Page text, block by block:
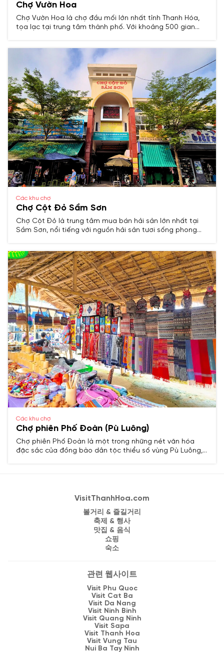
Chợ Vườn Hoa
Chợ Vườn Hoa là chợ đầu mối lớn nhất tỉnh Thanh Hóa,
tọa lạc tại trung tâm thành phố. Với khoảng 500 gian
nhu cầu thiết yếu và sở thích của người tiêu dùng. ​
Các khu chợ
Chợ Cột Đỏ Sầm Sơn
Chợ Cột Đỏ là trung tâm mua bán hải sản lớn nhất tại
Sầm Sơn, nổi tiếng với nguồn hải sản tươi sống phong
Các khu chợ
Chợ phiên Phố Đoàn (Pù Luông)
Chợ phiên Phố Đoàn là một trong những nét văn hóa
đặc sắc của đồng bào dân tộc thiểu số vùng Pù Luông,
VisitThanhHoa.com
볼거리 & 즐길거리
축제 & 행사
맛집 & 음식
쇼핑
숙소
관련 웹사이트
Visit Phu Quoc
Visit Cat Ba
Visit Da Nang
Visit Ninh Binh
Visit Quang Ninh
Visit Sapa
Visit Thanh Hoa
Visit Vung Tau
Nui Ba Tay Ninh